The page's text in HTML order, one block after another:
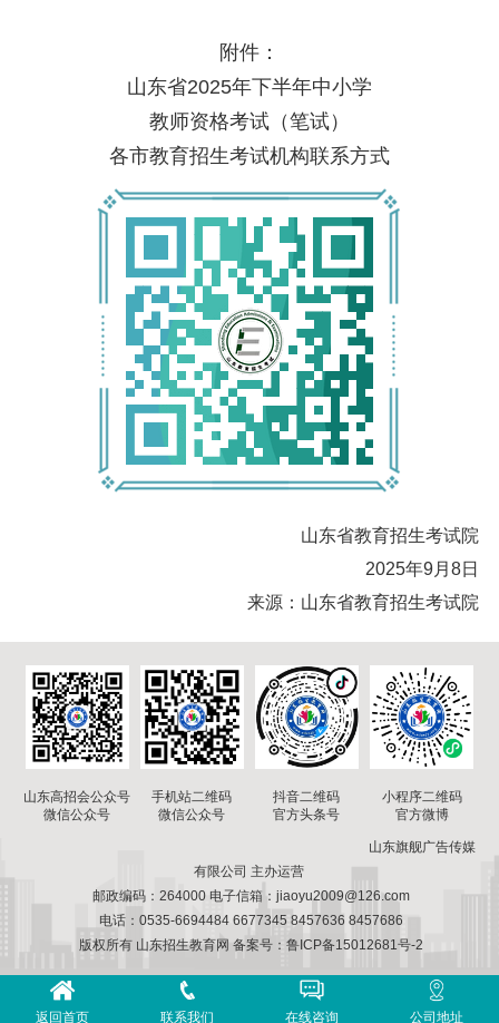
附件：
山东省2025年下半年中小学
教师资格考试（笔试）
各市教育招生考试机构联系方式
山东省教育招生考试院
2025年9月8日
来源： 山东省教育招生考试院
山东高招会公众号
微信公众号
手机站二维码
微信公众号
抖音二维码
官方头条号
小程序二维码
官方微博
山东旗舰广告传媒
有限公司 主办运营
邮政编码：264000 电子信箱：jiaoyu2009@126.com
电话：0535-6694484 6677345 8457636 8457686
版权所有 山东招生教育网 备案号：鲁ICP备15012681号-2
返回首页 联系我们 在线咨询 公司地址